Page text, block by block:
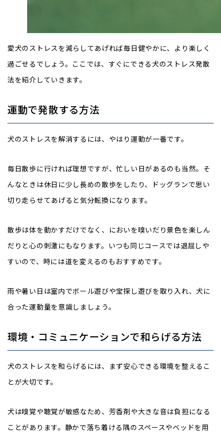
愛犬のストレスを減らしてあげれば毎日健やかに、より楽しく
過ごせるでしょう。ここでは、すぐにできる犬のストレス発散
法を紹介していきます。
運動で発散する方法
犬のストレスを解消するには、やはり運動が一番です。
毎日散歩に行ければ理想ですが、忙しい日があるのも当然。そ
んなときは休日に少し長めの散歩をしたり、ドッグランで思い
切り走らせてあげると気分転換になります。
散歩は体を動かすだけでなく、においを嗅いだり景色を楽しん
だりと心の刺激にもなります。いつも同じコースでは退屈しや
すいので、時には道を変えるのもおすすめです。
雨や暑い日は室内でボール遊びや宝探し遊びを取り入れ、犬に
合った運動量を意識しましょう。
環境・コミュニケーションで和らげる方法
犬のストレスを和らげるには、まず安心できる環境を整えるこ
とが大切です。
犬は嗅覚や聴覚が敏感なため、芳香剤や大きな音は負担になる
ことがあります。静かで落ち着ける隅のスペースやベッドを用